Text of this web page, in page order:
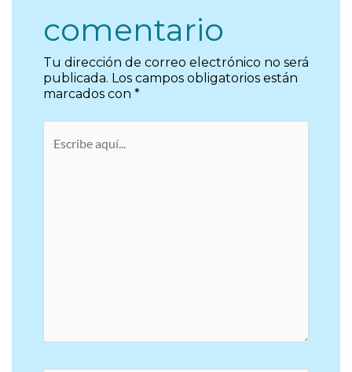
comentario
Tu dirección de correo electrónico no será
publicada. Los campos obligatorios están
marcados con *